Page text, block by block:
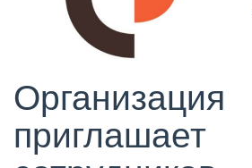
Организация
приглашает